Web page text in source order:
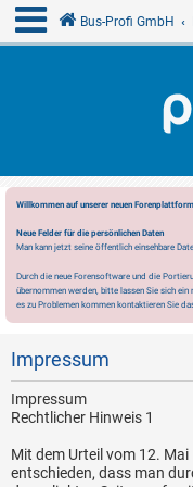
Bus-Profi GmbH
Willkommen auf unserer neuen
Neue Felder für die persönlichen Daten
Man kann jetzt seine öffentlich einsehbare
Durch die neue Forensoftware und die
übernommen werden, bitte lassen Sie sich ein
es zu Problemen kommen kontaktieren Sie
Impressum
Impressum
Rechtlicher Hinweis 1
Mit dem Urteil vom 12.
entschieden, dass man